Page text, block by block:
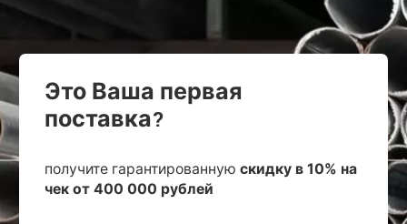
Это Ваша первая
поставка?
получите гарантированную скидку в 10% на
чек от 400 000 рублей